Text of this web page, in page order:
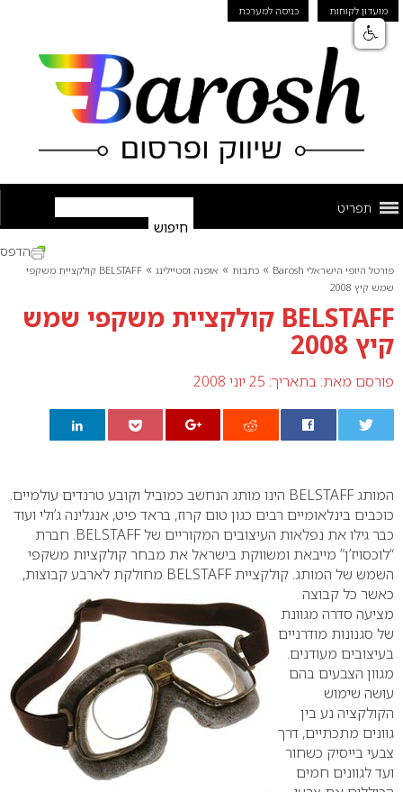
מועדון לקוחות כניסה למערכת
תפריט
פורטל היופי הישראלי Barosh » כתבות » אופנה וסטיילינג »
BELSTAFF קולקציית משקפי
שמש קיץ 2008
BELSTAFF קולקציית משקפי שמש
קיץ 2008
פורסם מאת: בתאריך: 25 יוני 2008
הדפס
המותגBELSTAFF הינו מותג הנחשב כמוביל וקובע טרנדים עולמיים.
כוכבים בינלאומיים רבים כגון טום קרוז, בראד פיט, אנגלינה ג’ולי ועוד
כבר גילו את נפלאות העיצובים המקוריים שלBELSTAFF. חברת
“לוכסויז’ן” מייבאת ומשווקת בישראל את מבחר קולקציות משקפי
השמש של המותג. קולקצייתBELSTAFF מחולקת לארבע קבוצות,
כאשר כל קבוצה
מציעה סדרה מגוונת
של סגנונות מודרניים
בעיצובים מעודנים.
מגוון הצבעים בהם
עושה שימוש
הקולקציה נע בין
גוונים מתכתיים, דרך
צבעי בייסיק כשחור
ועד לגוונים חמים